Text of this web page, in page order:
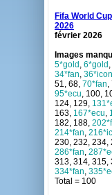
Fifa World
2026
février 2026
Images
5*gold , 6*gold ,
34*fan, 36*icon
51, 68, 70*fan,
95*ecu, 100,
124, 129,
163, 167*ecu,
182, 188,
214*fan,
230, 232, 234,
286*fan,
313, 314, 315,
334*fan,
Total = 100